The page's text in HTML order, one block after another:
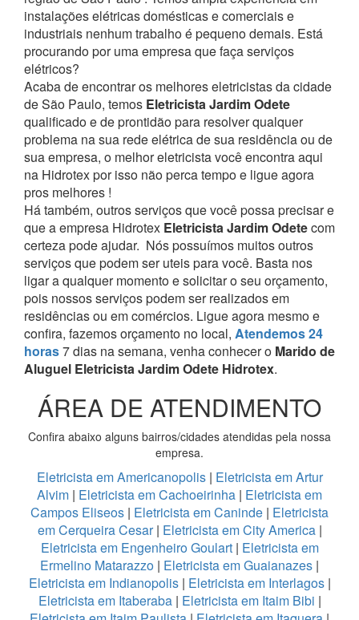
instalações elétricas domésticas e comerciais e
industriais nenhum trabalho é pequeno demais. Está
procurando por uma empresa que faça serviços
elétricos?
Acaba de encontrar os melhores eletricistas da cidade
de São Paulo, temos Eletricista Jardim Odete
qualificado e de prontidão para resolver qualquer
problema na sua rede elétrica de sua residência ou de
sua empresa, o melhor eletricista você encontra aqui
na Hidrotex por isso não perca tempo e ligue agora
pros melhores !
Há também, outros serviços que você possa precisar e
que a empresa Hidrotex Eletricista Jardim Odetecom
certeza pode ajudar. Nós possuímos muitos outros
serviços que podem ser uteis para você. Basta nos
ligar a qualquer momento e solicitar o seu orçamento,
pois nossos serviços podem ser realizados em
residências ou em comércios. Ligue agora mesmo e
confira, fazemos orçamento no local, Atendemos 24
horas7 dias na semana, venha conhecer o Marido de
Aluguel Eletricista Jardim Odete Hidrotex.
ÁREA DE ATENDIMENTO
Confira abaixo alguns bairros/cidades atendidas pela nossa
empresa.
Eletricista em Americanopolis | Eletricista em Artur
Alvim | Eletricista em Cachoeirinha | Eletricista em
Campos Eliseos | Eletricista em Caninde | Eletricista
em Cerqueira Cesar| Eletricista em City America |
Eletricista em Engenheiro Goulart | Eletricista em
Ermelino Matarazzo | Eletricista em Guaianazes |
Eletricista em Indianopolis| Eletricista em Interlagos|
Eletricista em Itaberaba| Eletricista em Itaim Bibi |